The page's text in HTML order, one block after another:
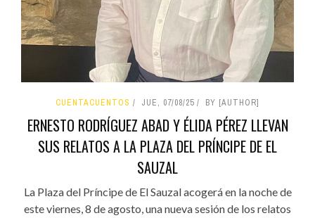
CUENTACUENTOS JUE, 07/08/25 BY [AUTHOR]
ERNESTO RODRÍGUEZ ABAD Y ÉLIDA PÉREZ LLEVAN
SUS RELATOS A LA PLAZA DEL PRÍNCIPE DE EL
SAUZAL
La Plaza del Príncipe de El Sauzal acogerá en la noche de
este viernes, 8 de agosto, una nueva sesión de los relatos